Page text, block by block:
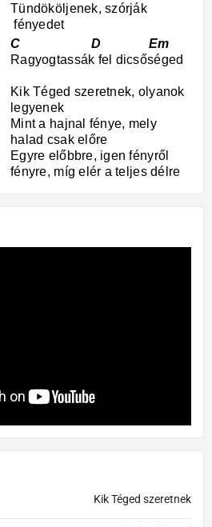
Tündököljenek, szórják
fényedet
C D Em
Ragyogtassák fel dicsőséged
Kik Téged szeretnek, olyanok
legyenek
Mint a hajnal fénye, mely
halad csak előre
Egyre előbbre, igen fényről
fényre, míg elér a teljes délre
Kik Téged szeretnek